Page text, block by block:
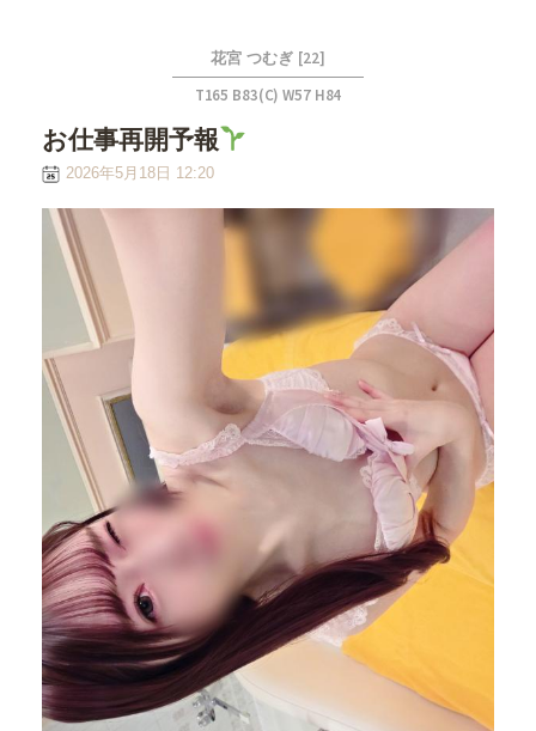
花宮 つむぎ [22]
T165 B83(C) W57 H84
お仕事再開予報
2026年5月18日 12:20